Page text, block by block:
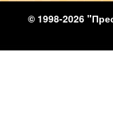
© 1998-2026